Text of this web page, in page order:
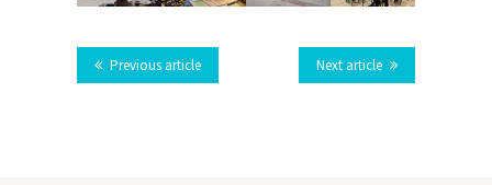
Next article
Previous article